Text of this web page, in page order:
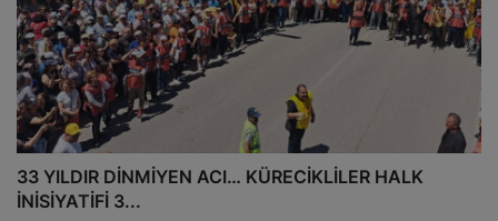
33 YILDIR DİNMİYEN ACI… KÜRECİKLİLER HALK
İNİSİYATİFİ 3...